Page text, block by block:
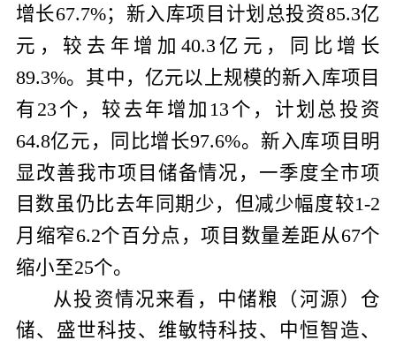
增长67.7%；新入库项目计划总投资85.3亿
元，较去年增加 40.3 亿元，同比增长
89.3%。其中，亿元以上规模的新入库项目
有23 个，较去年增加 13 个，计划总投资
64.8亿元，同比增长97.6%。新入库项目明
显改善我市项目储备情况，一季度全市项
目数虽仍比去年同期少，但减少幅度较1-2
月缩窄6.2个百分点，项目数量差距从67个
缩小至25个。
从投资情况来看，中储粮（河源）仓
储、盛世科技、维敏特科技、中恒智造、